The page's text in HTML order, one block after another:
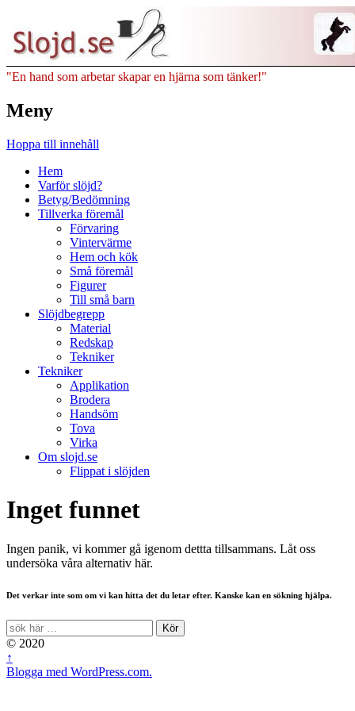
"En hand som arbetar skapar en hjärna som tänker!"
Meny
Hoppa till innehåll
Hem
Varför slöjd?
Betyg/Bedömning
Tillverka föremål
Förvaring
Vintervärme
Hem och kök
Små föremål
Figurer
Till små barn
Slöjdbegrepp
Material
Redskap
Tekniker
Tekniker
Applikation
Brodera
Handsöm
Tova
Virka
Om slojd.se
Flippat i slöjden
Inget funnet
Ingen panik, vi kommer gå igenom dettta tillsammans. Låt oss
undersöka våra alternativ här.
Det verkar inte som om vi kan hitta det du letar efter. Kanske kan en sökning hjälpa.
© 2020
↑
Blogga med WordPress.com.